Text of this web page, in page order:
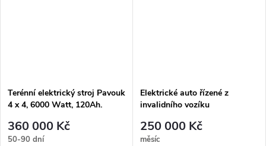
Terénní elektrický stroj Pavouk
4 x 4, 6000 Watt, 120Ah.
360 000 Kč
50-90 dní
Elektrické auto řízené z
invalidního vozíku
250 000 Kč
měsíc